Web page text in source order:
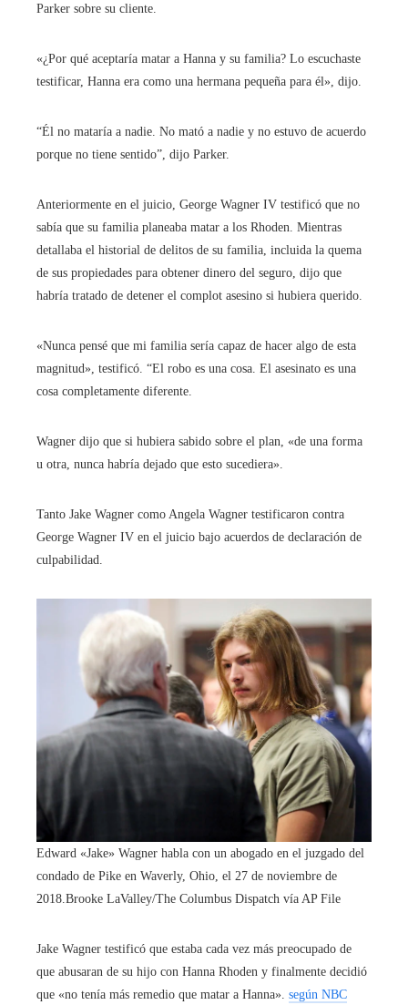
Parker sobre su cliente.
«¿Por qué aceptaría matar a Hanna y su familia? Lo escuchaste
testificar, Hanna era como una hermana pequeña para él», dijo.
“Él no mataría a nadie. No mató a nadie y no estuvo de acuerdo
porque no tiene sentido”, dijo Parker.
Anteriormente en el juicio, George Wagner IV testificó que no
sabía que su familia planeaba matar a los Rhoden. Mientras
detallaba el historial de delitos de su familia, incluida la quema
de sus propiedades para obtener dinero del seguro, dijo que
habría tratado de detener el complot asesino si hubiera querido.
«Nunca pensé que mi familia sería capaz de hacer algo de esta
magnitud», testificó. “El robo es una cosa. El asesinato es una
cosa completamente diferente.
Wagner dijo que si hubiera sabido sobre el plan, «de una forma
u otra, nunca habría dejado que esto sucediera».
Tanto Jake Wagner como Angela Wagner testificaron contra
George Wagner IV en el juicio bajo acuerdos de declaración de
culpabilidad.
Edward «Jake» Wagner habla con un abogado en el juzgado del
condado de Pike en Waverly, Ohio, el 27 de noviembre de
2018. Brooke LaValley/The Columbus Dispatch vía AP File
Jake Wagner testificó que estaba cada vez más preocupado de
que abusaran de su hijo con Hanna Rhoden y finalmente decidió
que «no tenía más remedio que matar a Hanna». según NBC